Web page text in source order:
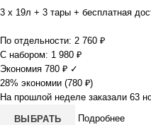
3 x 19л + 3 тары + бесплатная
По отдельности: 2 760 ₽
С набором: 1 980 ₽
Экономия 780 ₽ ✓
28% экономии (780 ₽)
На прошлой неделе заказали 63
ВЫБРАТЬ Подробнее